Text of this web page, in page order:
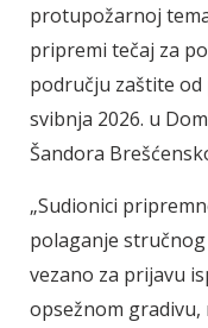
protupožarnoj
pripremi tečaj za
području zaštite od
svibnja 2026. u
Šandora
„Sudionici
polaganje
vezano za prijavu
opsežnom